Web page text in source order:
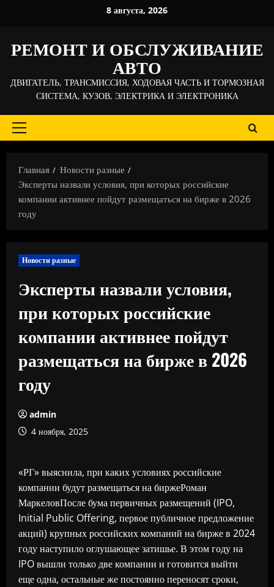
8 августа, 2026
РЕМОНТ И ОБСЛУЖИВАНИЕ
АВТО
ДВИГАТЕЛЬ, ТРАНСМИССИЯ, ХОДОВАЯ ЧАСТЬ И ТОРМОЗНАЯ
СИСТЕМА, КУЗОВ, ЭЛЕКТРИКА И ЭЛЕКТРОНИКА
Основное
Главная
Новости разные
Эксперты назвали условия, при которых российские
компании активнее пойдут размещаться на бирже в 2026
году
Новости разные
Эксперты назвали условия,
при которых российские
компании активнее пойдут
размещаться на бирже в 2026
году
admin
4 ноября, 2025
«РГ» выяснила, при каких условиях российские
компании будут размещаться на биржеРоман
МаркеловПосле бума первичных размещений (IPO,
Initial Public Offering, первое публичное предложение
акций) крупных российских компаний на бирже в 2024
году наступило оглушающее затишье. В этом году на
IPO вышли только две компании и готовится выйти
еще одна, остальные же постоянно переносят сроки,